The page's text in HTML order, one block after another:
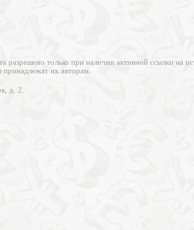
разрешено только при наличии активной ссылки на
принадлежат их авторам.
д. 2.